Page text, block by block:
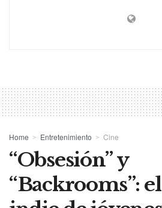
Home Entretenimiento Cine
“Obsesión” y
“Backrooms”: